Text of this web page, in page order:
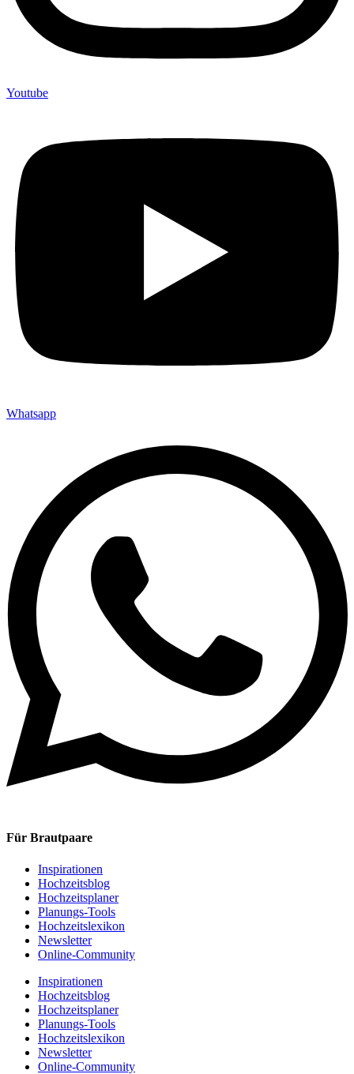
Youtube
Whatsapp
Für Brautpaare
Inspirationen
Hochzeitsblog
Hochzeitsplaner
Planungs-Tools
Hochzeitslexikon
Newsletter
Online-Community
Inspirationen
Hochzeitsblog
Hochzeitsplaner
Planungs-Tools
Hochzeitslexikon
Newsletter
Online-Community